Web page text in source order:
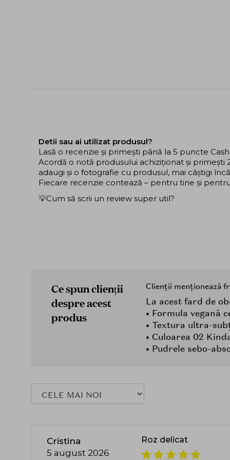
Detii sau ai utilizat produsul?
Lasă o recenzie și primești până la 5 puncte
Acordă o notă produsului achiziționat și primești
adaugi și o fotografie cu produsul, mai câștigi
Fiecare recenzie contează – pentru tine și
💡Cum să scrii un review super util?
Ce spun clienții
despre acest
produs
Clienții menționează
La acest fard de
• Formula vegană
• Textura ultra-
• Culoarea 02
• Pudrele sebo-
Cristina
5 august 2026
Roz delicat